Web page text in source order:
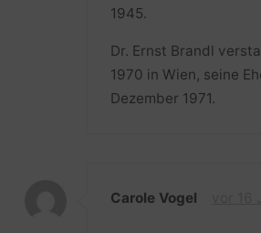
1945.
Dr. Ernst Brandl
1970 in Wien, seine
Dezember 1971.
Carole Vogel